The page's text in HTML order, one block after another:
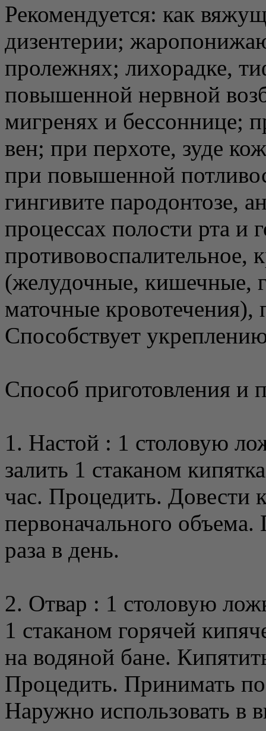
Рекомендуется: как
дизентерии;
пролежнях; лихорадке,
повышенной нервной
мигренях и бессоннице;
вен; при перхоте, зуде
при повышенной
гингивите пародонтозе,
процессах полости рта и
противовоспалительное,
(желудочные, кишечные,
маточные кровотечения),
Способствует
Способ приготовления и
1. Настой : 1 столовую
залить 1 стаканом
час. Процедить. Довести
первоначального
раза в день.
2. Отвар : 1 столовую
1 стаканом горячей
на водяной бане.
Процедить. Принимать по
Наружно использовать в